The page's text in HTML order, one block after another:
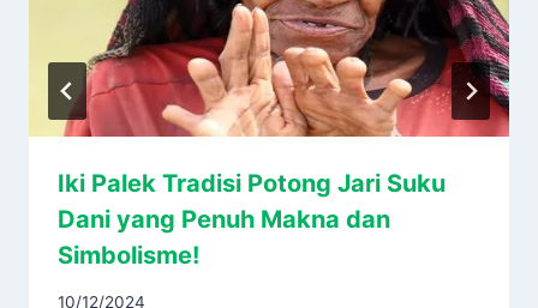
Iki Palek Tradisi Potong Jari Suku
Dani yang Penuh Makna dan
Simbolisme!
10/12/2024